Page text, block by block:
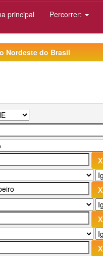
principal Percorrer:
Nordeste do Brasil